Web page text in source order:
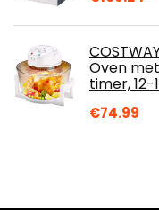
Oven
timer,
€74.99